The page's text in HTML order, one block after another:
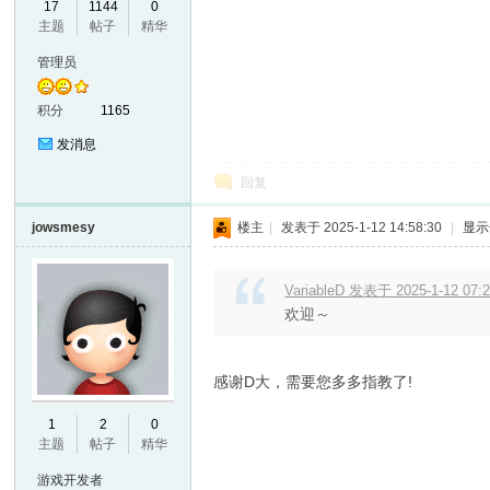
M
17
主题
1144
帖子
0
精华
管理员
积分 1165
发消息
回复
jowsmesy
1
主题
2
帖子
0
精华
游戏开发者
楼主 发表于 2025-1-12 14:58:30 显
VariableD 发表于 2025-1-12
欢迎～
感谢D大，需要您多多指教了!